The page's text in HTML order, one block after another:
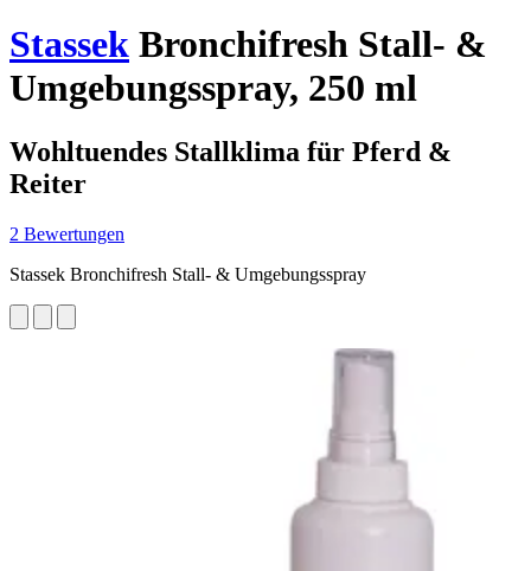
Stassek Bronchifresh Stall- &
Umgebungsspray, 250 ml
Wohltuendes Stallklima für Pferd &
Reiter
2 Bewertungen
Stassek Bronchifresh Stall- & Umgebungsspray